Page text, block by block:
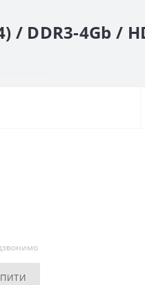
/ DDR3-4Gb /